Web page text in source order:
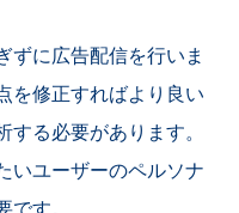
ずに広告配信を行いま
を修正すればより良い
る必要があります。
いユーザーのペルソナ